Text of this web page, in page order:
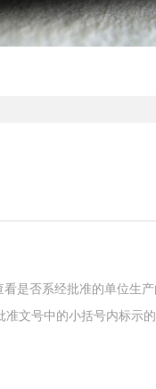
是否系经批准的单位生产
文号中的小括号内标示